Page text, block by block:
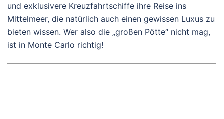
und exklusivere Kreuzfahrtschiffe ihre Reise ins
Mittelmeer, die natürlich auch einen gewissen Luxus zu
bieten wissen. Wer also die „großen Pötte“ nicht mag,
ist in Monte Carlo richtig!